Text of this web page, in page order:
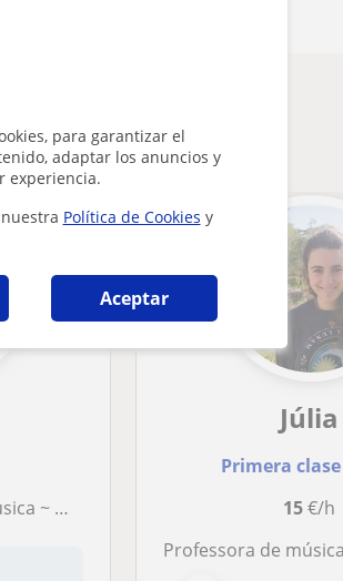
para garantizar el
adaptar los anuncios y
experiencia.
Política de Cookies y
Aceptar
(Solfeo y piano)
Júlia
Primera
15€/h
Professora de música, ofereixo classes de llenguatge musical, anàlisi